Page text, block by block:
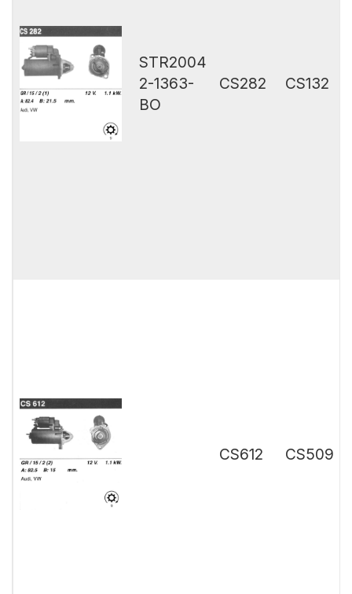
STR2004
2-1363-
BO
CS282 CS132
CS612 CS509